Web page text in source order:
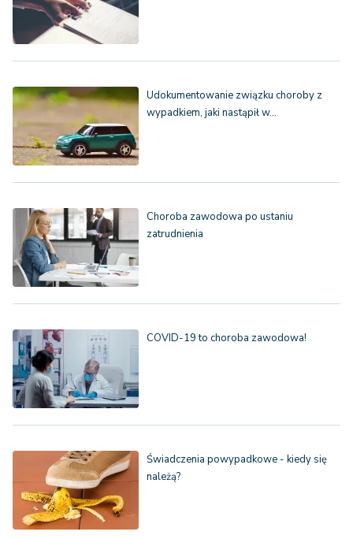
Udokumentowanie związku choroby z
wypadkiem, jaki nastąpił w…
Choroba zawodowa po ustaniu
zatrudnienia
COVID-19 to choroba zawodowa!
Świadczenia powypadkowe - kiedy się
należą?